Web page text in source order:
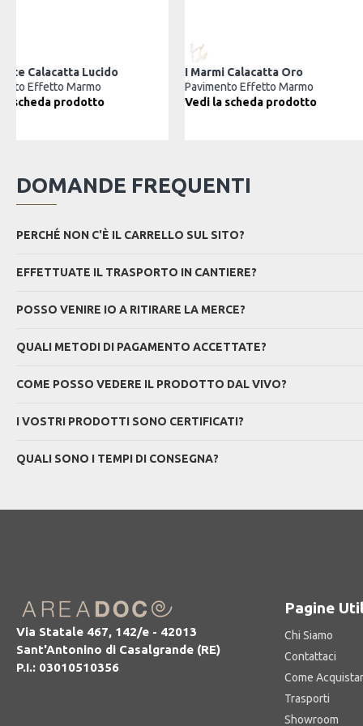
Diamante Calacatta Lucido
Pavimento Effetto Marmo
Vedi la scheda prodotto
I Marmi
Pavimento
Vedi la
DOMANDE FREQUENTI
PERCHÉ NON C'È IL CARRELLO SUL SITO?
EFFETTUATE IL TRASPORTO IN CANTIERE?
POSSO VENIRE IO A RITIRARE LA MERCE?
QUALI METODI DI PAGAMENTO ACCETTATE?
COME POSSO VEDERE IL PRODOTTO DAL VIVO?
I VOSTRI PRODOTTI SONO CERTIFICATI?
QUALI SONO I TEMPI DI CONSEGNA?
Via Statale 467, 142/e - 42013
Sant'Antonino di Casalgrande (RE)
P.I.: 03010510356
Pagine
Chi Siamo
Contattaci
Come
Trasporti
Showroom